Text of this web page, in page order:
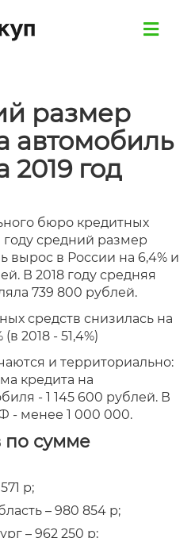
размер
автомобиль
2019 год
бюро кредитных
средний размер
вырос в России на 6,4% и
В 2018 году средняя
739 800 рублей.
средств снизилась на
2018 - 51,4%)
и территориально:
кредита на
- 1 145 600 рублей. В
- менее 1 000 000.
по сумме
р;
– 980 854 р;
– 962 250 р;